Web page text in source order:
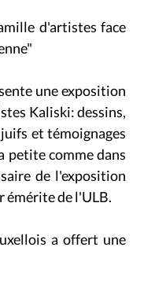
d'artistes face
une exposition
Kaliski: dessins,
et témoignages
petite comme dans
de l'exposition
émérite de l'ULB.
a offert une